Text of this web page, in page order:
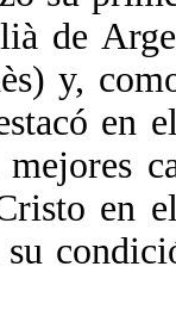
de
y,
en
en